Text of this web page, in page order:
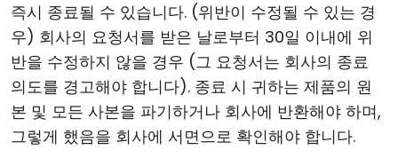
즉시 종료될 수 있습니다. (위반이 수정될 수 있는 경
우) 회사의 요청서를 받은 날로부터 30일 이내에 위
반을 수정하지 않을 경우 (그 요청서는 회사의 종료
의도를 경고해야 합니다). 종료 시 귀하는 제품의 원
본 및 모든 사본을 파기하거나 회사에 반환해야 하며,
그렇게 했음을 회사에 서면으로 확인해야 합니다.